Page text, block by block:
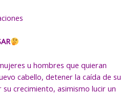
u hombres que quieran
cabello, detener la caída de su
su crecimiento, asimismo lucir un